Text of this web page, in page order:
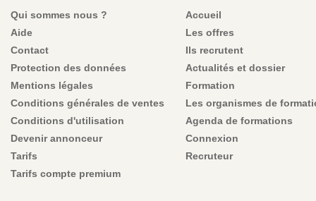
Qui sommes nous ?
Aide
Contact
Protection des données
Mentions légales
Conditions générales de ventes
Conditions d'utilisation
Devenir annonceur
Tarifs
Tarifs compte premium
Accueil
Les offres
Ils recrutent
Actualités et dossier
Formation
Les organismes de
Agenda de formations
Connexion
Recruteur